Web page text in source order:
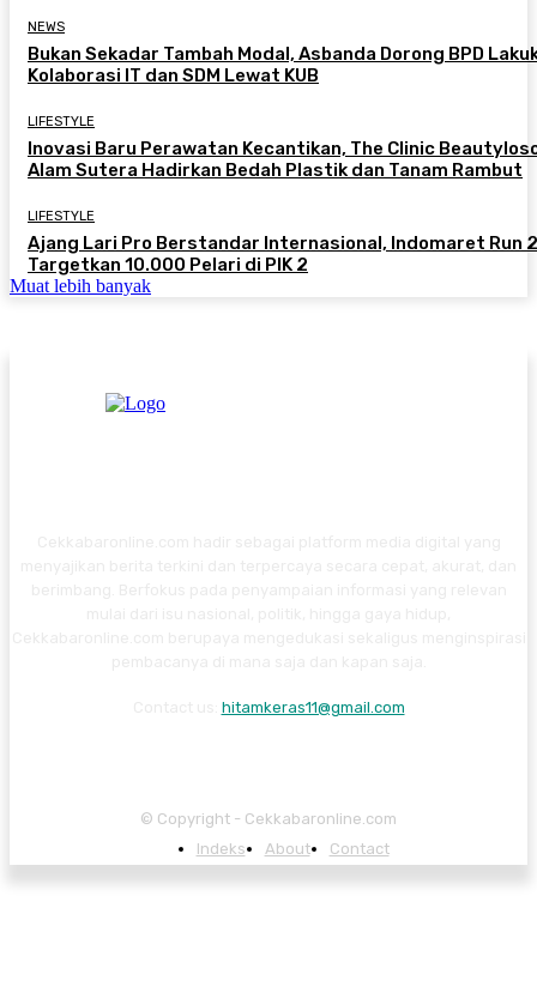
NEWS
Bukan Sekadar Tambah Modal, Asbanda Dorong BPD
Kolaborasi IT dan SDM Lewat KUB
LIFESTYLE
Inovasi Baru Perawatan Kecantikan, The Clinic
Alam Sutera Hadirkan Bedah Plastik dan Tanam Rambut
LIFESTYLE
Ajang Lari Pro Berstandar Internasional, Indomaret Run
Targetkan 10.000 Pelari di PIK 2
Muat lebih banyak
hitamkeras11@gmail.com
© Copyright - Cekkabaronline.com
Indeks
About Contact